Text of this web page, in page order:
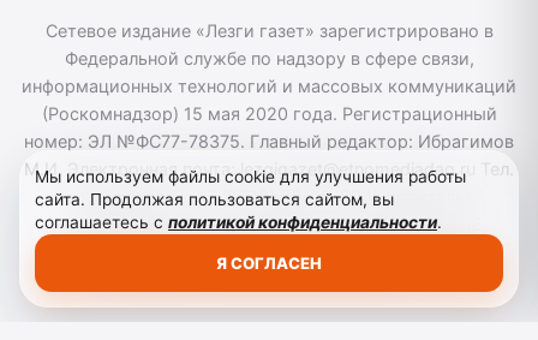
Сетевое издание «Лезги газет» зарегистрировано в
Федеральной службе по надзору в сфере связи,
информационных технологий и массовых коммуникаций
(Роскомнадзор) 15 мая 2020 года. Регистрационный
номер: ЭЛ №ФС77-78375. Главный редактор: Ибрагимов
М.И. Электронная почта: lezgigazet@etnomediadag.ru Тел.
гл. редактора: +7 (8722) 66-00-60 Учредитель:
ГОСУДАРСТВЕННОЕ БЮДЖЕТНОЕ УЧРЕЖДЕНИЕ
Мы используем файлы cookie для улучшения работы
сайта. Продолжая пользоваться сайтом, вы
соглашаетесь с политикой конфиденциальности.
Я СОГЛАСЕН